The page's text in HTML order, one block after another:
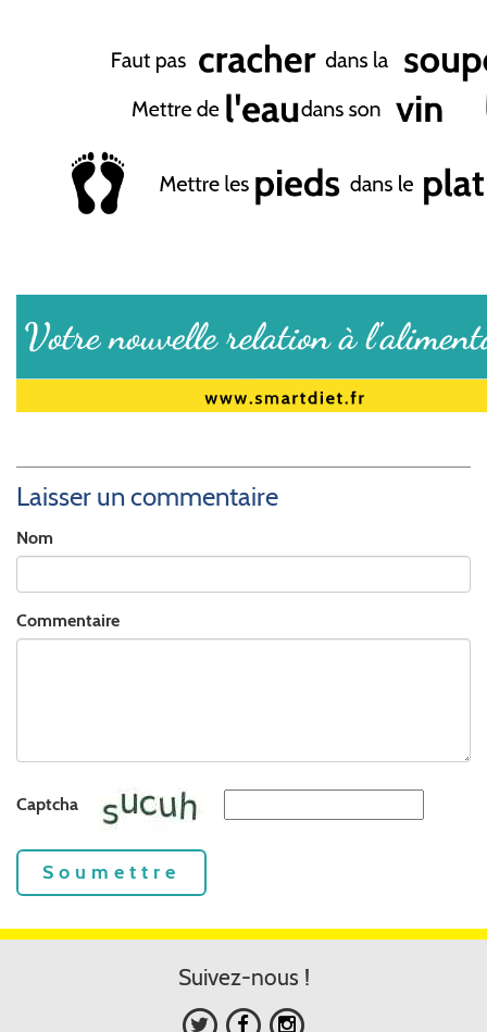
Laisser un commentaire
Nom
Commentaire
Captcha
Soumettre
Suivez-nous !